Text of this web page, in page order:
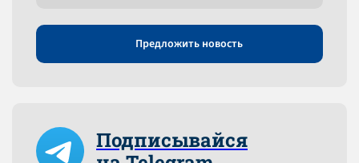
Предложить новость
Подписывайся